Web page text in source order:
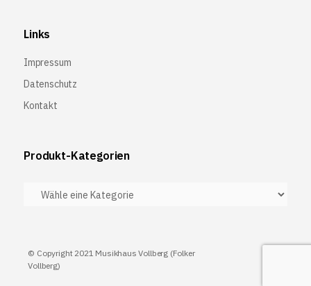
Links
Impressum
Datenschutz
Kontakt
Produkt-Kategorien
© Copyright 2021 Musikhaus Vollberg (Folker
Vollberg)